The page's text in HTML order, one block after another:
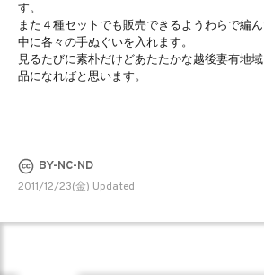
す。
また４種セットでも販売できるようわらで編
中に各々の手ぬぐいを入れます。
見るたびに素朴だけどあたたかな越後妻有地
品になればと思います。
BY-NC-ND
2011/12/23(金) Updated